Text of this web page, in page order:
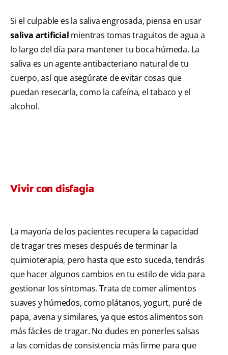
Si el culpable es la saliva engrosada, piensa en usar
saliva artificial mientras tomas traguitos de agua a
lo largo del día para mantener tu boca húmeda. La
saliva es un agente antibacteriano natural de tu
cuerpo, así que asegúrate de evitar cosas que
puedan resecarla, como la cafeína, el tabaco y el
alcohol.
Vivir con disfagia
La mayoría de los pacientes recupera la capacidad
de tragar tres meses después de terminar la
quimioterapia, pero hasta que esto suceda, tendrás
que hacer algunos cambios en tu estilo de vida para
gestionar los síntomas. Trata de comer alimentos
suaves y húmedos, como plátanos, yogurt, puré de
papa, avena y similares, ya que estos alimentos son
más fáciles de tragar. No dudes en ponerles salsas
a las comidas de consistencia más firme para que